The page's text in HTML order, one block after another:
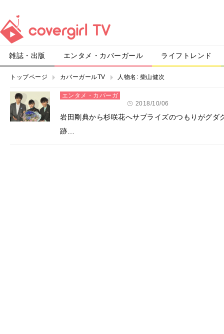
雑誌・出版 エンタメ・カバーガール ライフトレンド
トップページ カバーガールTV 人物名: 柴山健次
エンタメ・カバーガ
2018/10/06
岩田剛典から杉咲花へサプライズのつもりがグ
跡…